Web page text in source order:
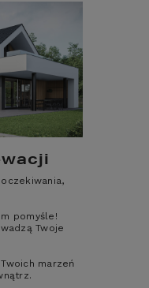
pomyśle!
Twoje
marzeń